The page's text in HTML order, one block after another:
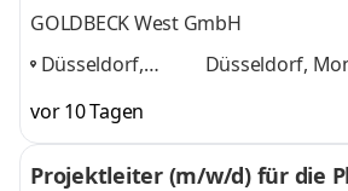
GOLDBECK West GmbH
Düsseldorf,
Rhein, Hürth bei
Köln,
Düsseldorf,
vor 10 Tagen
Projektleiter (m/w/d) für die